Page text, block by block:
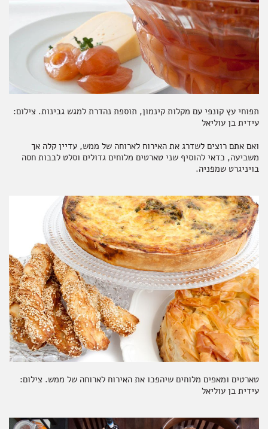
תפוחי עץ קונפי עם מקלות קינמון, תוספת נהדרת למגש גבינות. צילום:
עידית בן עוליאל
ואם אתם רוצים לשדרג את האירוח לארוחה של ממש, עדיין קלה אך
משביעה, כדאי להוסיף שני טארטים מלוחים גדולים וסלט לבבות חסה
בויניגרט שמפניה.
טארטים ומאפים מלוחים שיהפכו את האירוח לארוחה של ממש. צילום:
עידית בן עוליאל